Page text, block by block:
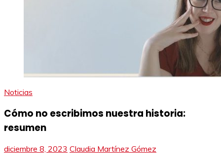
Noticias
Cómo no escribimos nuestra historia:
resumen
diciembre 8, 2023 Claudia Martínez Gómez